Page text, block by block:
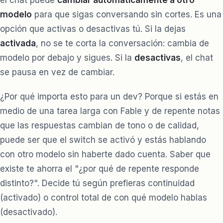
modelo para que sigas conversando sin cortes. Es una
opción que activas o desactivas tú. Si la dejas
activada, no se te corta la conversación: cambia de
modelo por debajo y sigues. Si la desactivas, el chat
se pausa en vez de cambiar.
¿Por qué importa esto para un dev? Porque si estás en
medio de una tarea larga con Fable y de repente notas
que las respuestas cambian de tono o de calidad,
puede ser que el switch se activó y estás hablando
con otro modelo sin haberte dado cuenta. Saber que
existe te ahorra el "¿por qué de repente responde
distinto?". Decide tú según prefieras continuidad
(activado) o control total de con qué modelo hablas
(desactivado).